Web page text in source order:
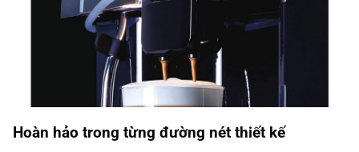
Hoàn hảo trong từng đường nét thiết kế